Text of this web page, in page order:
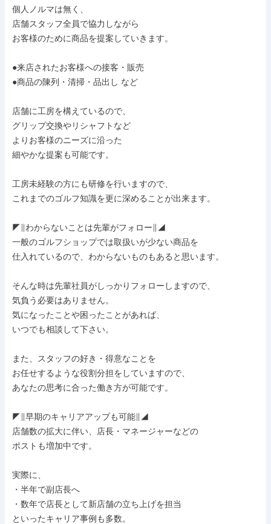
個人ノルマは無く、
店舗スタッフ全員で協力しながら
お客様のために商品を提案していきます。
●来店されたお客様への接客・販売
●商品の陳列・清掃・品出し など
店舗に工房を構えているので、
グリップ交換やリシャフトなど
よりお客様のニーズに沿った
細やかな提案も可能です。
工房未経験の方にも研修を行いますので、
これまでのゴルフ知識を更に深めることが出来ます。
◤∥わからないことは先輩がフォロー∥◢
一般のゴルフショップでは取扱いが少ない商品を
仕入れているので、わからないものもあると思います。
そんな時は先輩社員がしっかりフォローしますので、
気負う必要はありません。
気になったことや困ったことがあれば、
いつでも相談して下さい。
また、スタッフの好き・得意なことを
お任せするような役割分担をしていますので、
あなたの思考に合った働き方が可能です。
◤∥早期のキャリアアップも可能∥◢
店舗数の拡大に伴い、店長・マネージャーなどの
ポストも増加中です。
実際に、
・半年で副店長へ
・数年で店長として新店舗の立ち上げを担当
といったキャリア事例も多数。